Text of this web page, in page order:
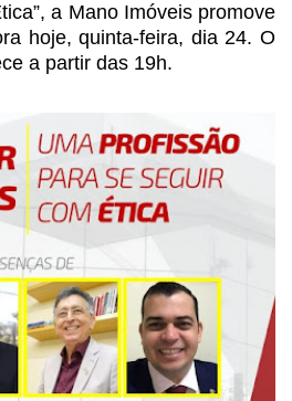
a Mano Imóveis promove
hoje, quinta-feira, dia 24. O
a partir das 19h.